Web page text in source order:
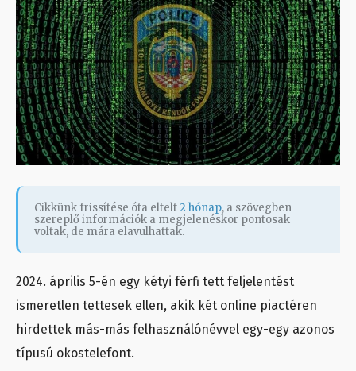
Cikkünk frissítése óta eltelt2 hónap, a szövegben
szereplő információk a megjelenéskor pontosak
voltak, de mára elavulhattak.
2024. április 5-én egy kétyi férfi tett feljelentést
ismeretlen tettesek ellen, akik két online piactéren
hirdettek más-más felhasználónévvel egy-egy azonos
típusú okostelefont.